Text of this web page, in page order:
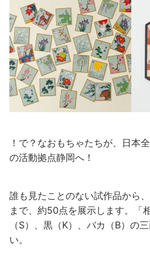
！で？なおもちゃたちが、日本
の活動拠点静岡へ！
誰も見たことのない試作品から
まで、約50点を展示します。「
（S）、黒（K）、バカ（B）の
い。